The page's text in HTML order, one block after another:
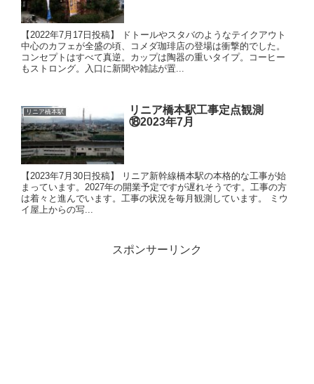
【2022年7月17日投稿】 ドトールやスタバのようなテイクアウト
中心のカフェが全盛の頃、コメダ珈琲店の登場は衝撃的でした。
コンセプトはすべて真逆。カップは陶器の重いタイプ。コーヒー
もストロング。入口に新聞や雑誌が置...
リニア橋本駅
リニア橋本駅工事定点観測
⑱2023年7月
【2023年7月30日投稿】 リニア新幹線橋本駅の本格的な工事が始
まっています。2027年の開業予定ですが遅れそうです。工事の方
は着々と進んでいます。工事の状況を毎月観測しています。 ミウ
イ屋上からの写...
スポンサーリンク